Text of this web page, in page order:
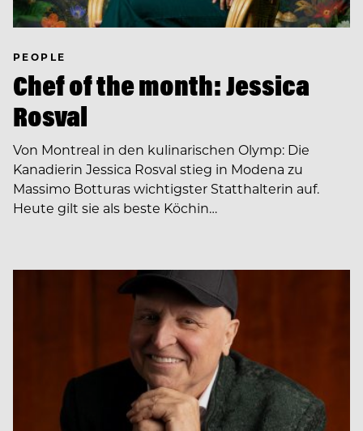
PEOPLE
Chef of the month: Jessica
Rosval
Von Montreal in den kulinarischen Olymp: Die
Kanadierin Jessica Rosval stieg in Modena zu
Massimo Botturas wichtigster Statthalterin auf.
Heute gilt sie als beste Köchin…